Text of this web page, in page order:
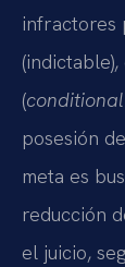
infractores
(indictable),
(
posesión
meta es
reducción
el juicio,